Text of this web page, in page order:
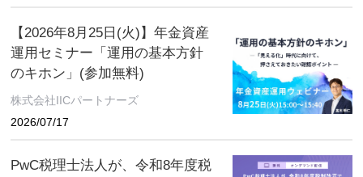
【2026年8月25日(火)】年金資産
運用セミナー「運用の基本方針
のキホン」(参加無料)
株式会社IICパートナーズ
2026/07/17
PwC税理士法人が、令和8年度税